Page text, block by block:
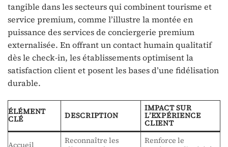
tangible dans les secteurs qui combinent tourisme et
service premium, comme l’illustre la montée en
puissance des services de conciergerie premium
externalisée. En offrant un contact humain qualitatif
dès le check-in, les établissements optimisent la
satisfaction client et posent les bases d’une fidélisation
durable.
ÉLÉMENT
CLÉ DESCRIPTION
IMPACT SUR
L’EXPÉRIENCE
CLIENT
Accueil
Reconnaître les
Renforce le